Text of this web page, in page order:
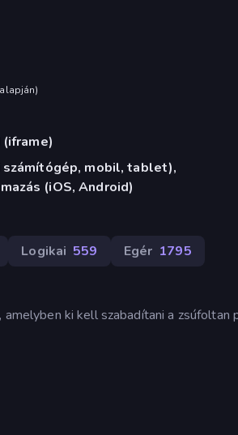
)
mobil, tablet),
(iOS, Android)
Logikai 559 Egér 1795
ki kell szabadítani a